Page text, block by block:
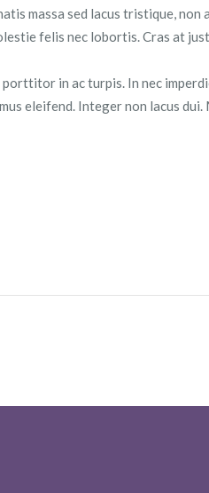
massa sed lacus tristique,
felis nec lobortis. Cras at
in ac turpis. In nec
eleifend. Integer non lacus